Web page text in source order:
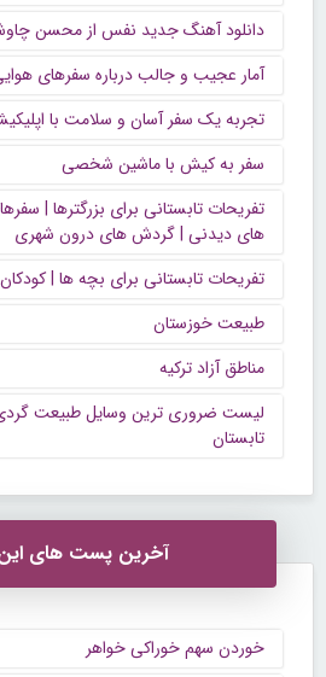
دانلود آهنگ جدید نفس از محسن
آمار عجیب و جالب درباره سفرهای
تجربه یک سفر آسان و سلامت با
سفر به کیش با ماشین شخصی
تفریحات تابستانی برای بزرگترها |
های دیدنی | گردش های درون شهری
تفریحات تابستانی برای بچه ها |
طبیعت خوزستان
مناطق آزاد ترکیه
لیست ضروری ترین وسایل طبیعت
تابستان
آخرین پست های
خوردن سهم خوراکی خواهر